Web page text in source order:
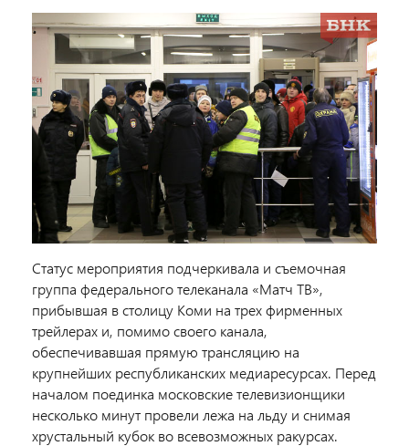
Статус мероприятия подчеркивала и съемочная
группа федерального телеканала «Матч ТВ»,
прибывшая в столицу Коми на трех фирменных
трейлерах и, помимо своего канала,
обеспечивавшая прямую трансляцию на
крупнейших республиканских медиаресурсах. Перед
началом поединка московские телевизионщики
несколько минут провели лежа на льду и снимая
хрустальный кубок во всевозможных ракурсах.